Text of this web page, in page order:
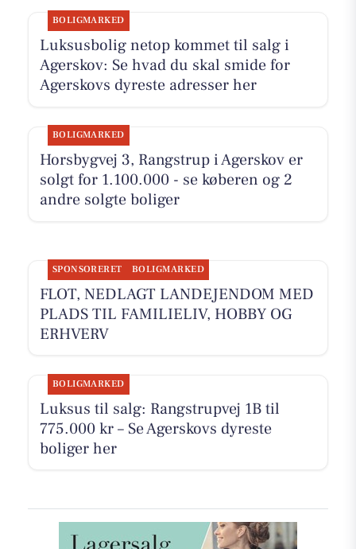
BOLIGMARKED
Luksusbolig netop kommet til salg i
Agerskov: Se hvad du skal smide for
Agerskovs dyreste adresser her
BOLIGMARKED
Horsbygvej 3, Rangstrup i Agerskov er
solgt for 1.100.000 - se køberen og 2
andre solgte boliger
SPONSORERET BOLIGMARKED
FLOT, NEDLAGT LANDEJENDOM MED
PLADS TIL FAMILIELIV, HOBBY OG
ERHVERV
BOLIGMARKED
Luksus til salg: Rangstrupvej 1B til
775.000 kr – Se Agerskovs dyreste
boliger her